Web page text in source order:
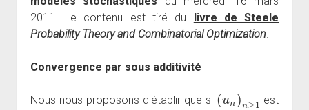
About this blog
2011. Le contenu est tiré du livre de Steele
Probability Theory and Combinatorial Optimization.
Convergence par sous additivité
Nous nous proposons d'établir que si
(u )
est